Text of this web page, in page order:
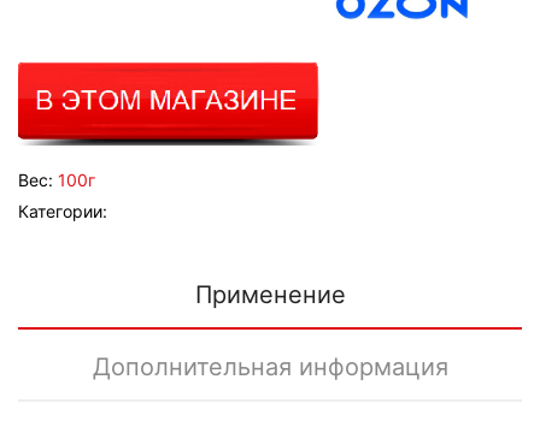
Вес: 100г
Категории:
Применение
Дополнительная информация